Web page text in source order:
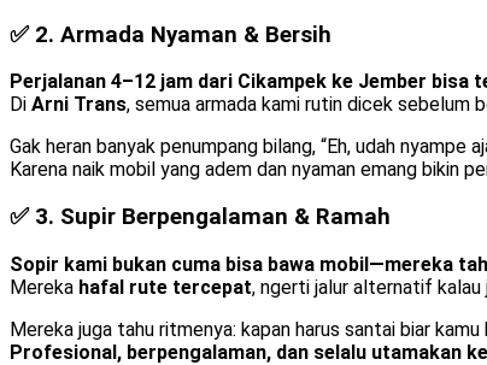
✅ 2. Armada Nyaman & Bersih
Perjalanan 4–12 jam dari Cikampek ke Jember bisa
Di Arni Trans, semua armada kami rutin dicek sebelum
Gak heran banyak penumpang bilang, “Eh, udah nyampe
Karena naik mobil yang adem dan nyaman emang bikin
✅ 3. Supir Berpengalaman & Ramah
Sopir kami bukan cuma bisa bawa mobil—mereka
Mereka hafal rute tercepat, ngerti jalur alternatif kalau
Mereka juga tahu ritmenya: kapan harus santai biar
Profesional, berpengalaman, dan selalu utamakan